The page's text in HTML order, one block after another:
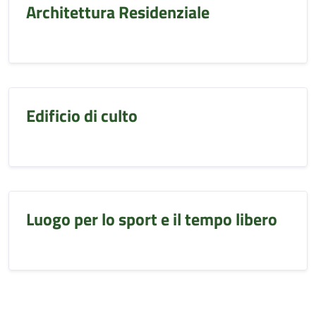
Architettura Residenziale
Edificio di culto
Luogo per lo sport e il tempo libero